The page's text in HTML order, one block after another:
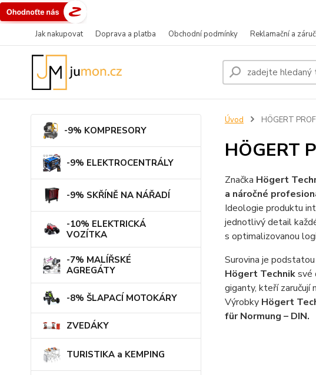
Jak nakupovat Doprava a platba Obchodní podmínky Reklamační a
-9% KOMPRESORY
-9% ELEKTROCENTRÁLY
-9% SKŘÍNĚ NA NÁŘADÍ
-10% ELEKTRICKÁ
VOZÍTKA
-7% MALÍŘSKÉ
AGREGÁTY
-8% ŠLAPACÍ MOTOKÁRY
ZVEDÁKY
TURISTIKA a KEMPING
Úvod HÖGERT
HÖGERT
Značka Högert
a náročné
Ideologie produktu
jednotlivý detail
s optimalizovanou
Surovina je
Högert Techniksvé
giganty, kteří zaručují
Výrobky Högert
für Normung – DIN.